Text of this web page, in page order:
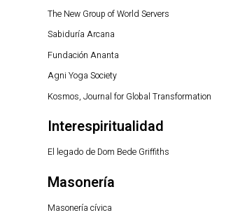
The New Group of World Servers
Sabiduría Arcana
Fundación Ananta
Agni Yoga Society
Kosmos, Journal for Global Transformation
Interespiritualidad
El legado de Dom Bede Griffiths
Masonería
Masonería cívica